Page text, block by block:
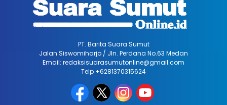
PT. Barita Suara Sumut
Jalan Siswomiharjo / Jln. Perdana No.63 Medan
Email: redaksisuarasumutonline@gmail.com
Telp +6281370315624